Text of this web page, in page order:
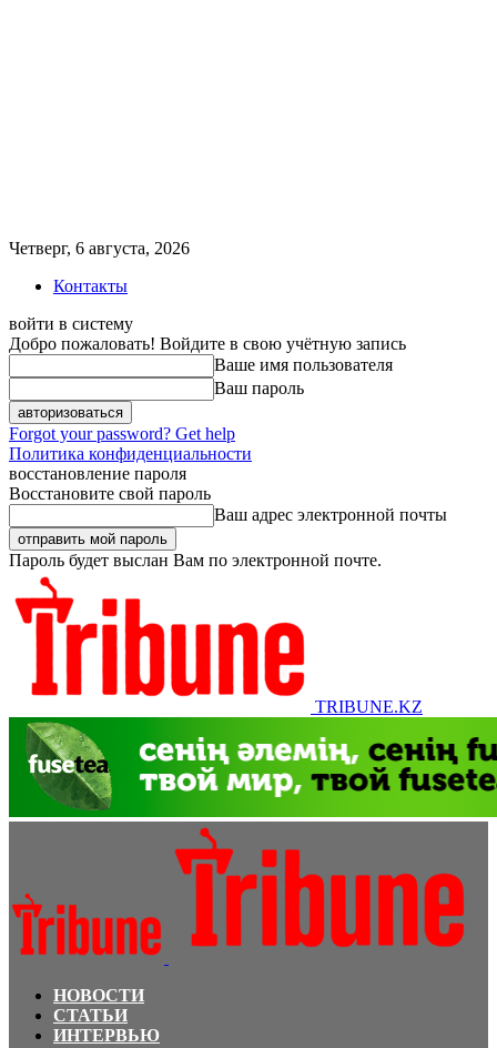
Четверг, 6 августа, 2026
Контакты
войти в систему
Добро пожаловать! Войдите в свою учётную запись
Ваше имя пользователя
Ваш пароль
Forgot your password? Get help
Политика конфиденциальности
восстановление пароля
Восстановите свой пароль
Ваш адрес электронной почты
Пароль будет выслан Вам по электронной почте.
TRIBUNE.KZ
НОВОСТИ
СТАТЬИ
ИНТЕРВЬЮ